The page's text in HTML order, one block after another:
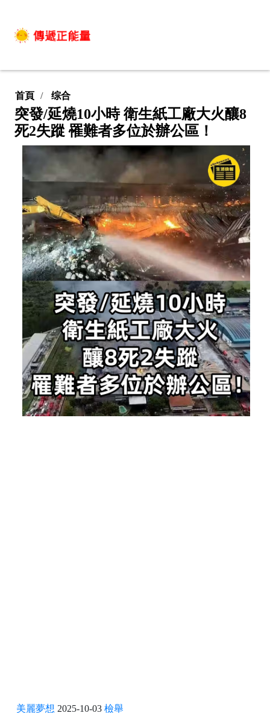
首頁 综合
突發/延燒10小時 衛生紙工廠大火釀8
死2失蹤 罹難者多位於辦公區！
美麗夢想 2025-10-03 檢舉